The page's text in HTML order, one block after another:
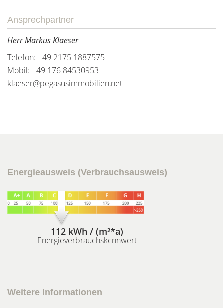
Ansprechpartner
Herr Markus Klaeser
Telefon: +49 2175 1887575
Mobil: +49 176 84530953
klaeser@pegasusimmobilien.net
Energieausweis (Verbrauchsausweis)
112 kWh / (m²*a)
Energieverbrauchskennwert
Weitere Informationen